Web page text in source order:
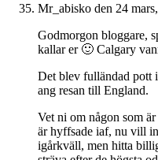
Mr_abisko den 24
Godmorgon bloggare,
kallar er 🙂 Calgary
Det blev fulländad pott
ang resan till England.
Vet ni om någon som
är hyffsade iaf, nu vill
igårkväll, men hitta